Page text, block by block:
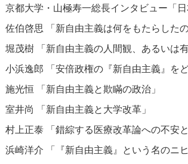
京都大学・山極寿一総長インタビュー「
佐伯啓思 「新自由主義は何をもたらしたの
堀茂樹 「新自由主義の人間観、あるいは
小浜逸郎 「安倍政権の『新自由主義』を
施光恒 「新自由主義と欺瞞の政治」
室井尚 「新自由主義と大学改革」
村上正泰 「錯綜する医療改革論への不安と
浜崎洋介 「『新自由主義』という名のニヒ